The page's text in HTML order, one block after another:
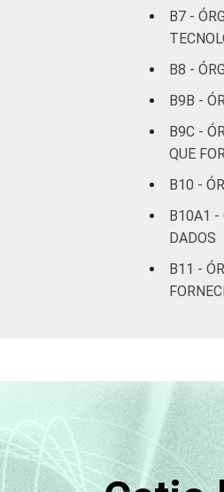
B7 -
B8 -
B9B -
B9C -
QUE
B10 -
B10A1 -
DADOS
B11 -